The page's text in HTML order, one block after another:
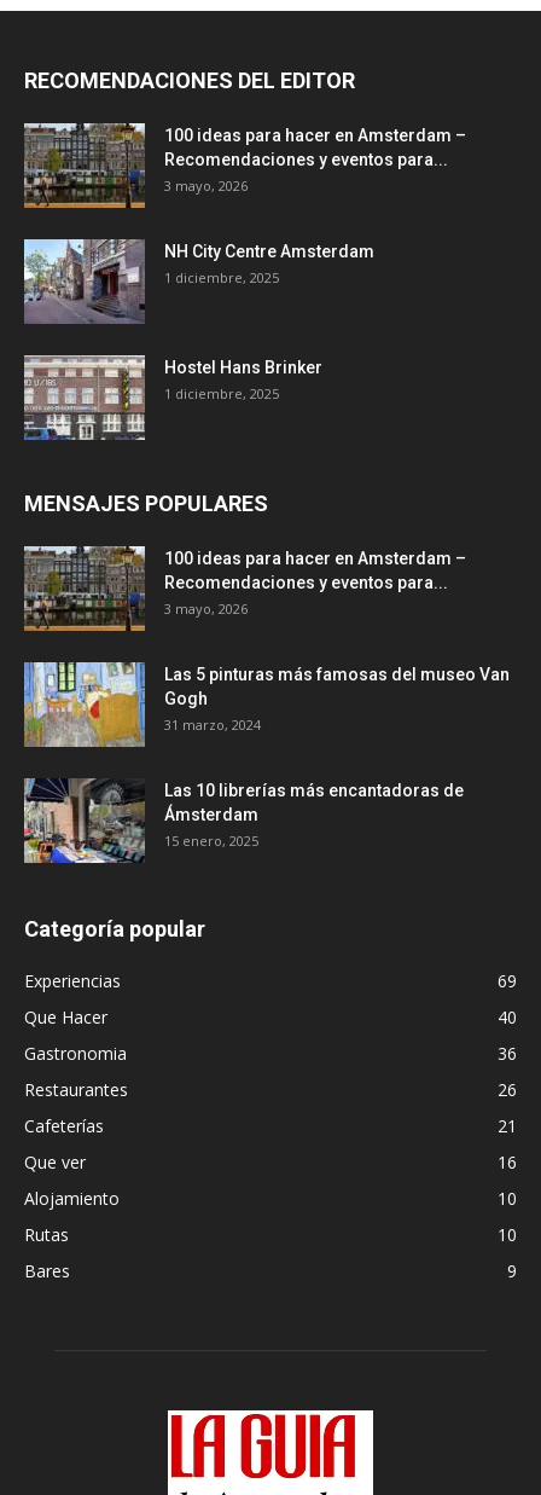
RECOMENDACIONES DEL EDITOR
100 ideas para hacer en Amsterdam –
Recomendaciones y eventos para...
3 mayo, 2026
NH City Centre Amsterdam
1 diciembre, 2025
Hostel Hans Brinker
1 diciembre, 2025
MENSAJES POPULARES
100 ideas para hacer en Amsterdam –
Recomendaciones y eventos para...
3 mayo, 2026
Las 5 pinturas más famosas del museo Van
Gogh
31 marzo, 2024
Las 10 librerías más encantadoras de
Ámsterdam
15 enero, 2025
Categoría popular
Experiencias
69
Que Hacer
40
Gastronomia
36
Restaurantes
26
Cafeterías
21
Que ver
16
Alojamiento
10
Rutas
10
Bares
9